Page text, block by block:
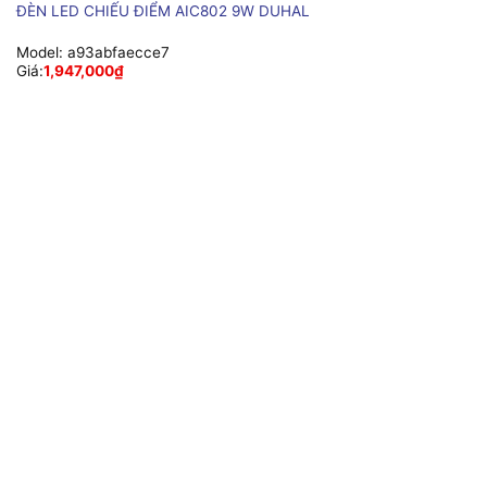
ĐÈN LED CHIẾU ĐIỂM AIC802 9W DUHAL
Model: a93abfaecce7
Giá:1,947,000₫